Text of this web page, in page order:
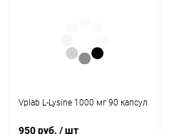
Vplab L-Lysine 1000 мг 90 капсул
950 руб. / шт